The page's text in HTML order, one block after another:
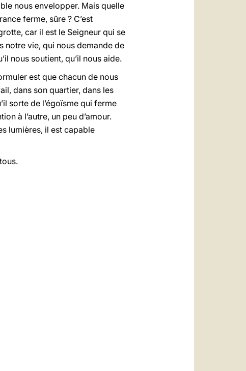
nous envelopper. Mais quelle
ferme, sûre ? C’est
car il est le Seigneur qui se
notre vie, qui nous demande de
nous soutient, qu’il nous aide.
est que chacun de nous
dans son quartier, dans les
sorte de l’égoïsme qui ferme
à l’autre, un peu d’amour.
lumières, il est capable